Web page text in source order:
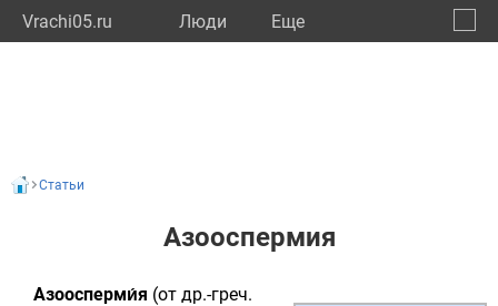
Vrachi05.ru Люди Eще
Статьи
Азооспермия
Азоосперми́я (от др.-греч.